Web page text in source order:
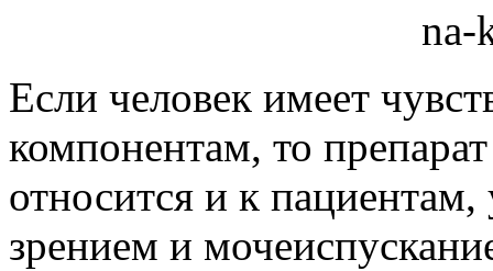
Если человек имеет
компонентам, то
относится и к
зрением и